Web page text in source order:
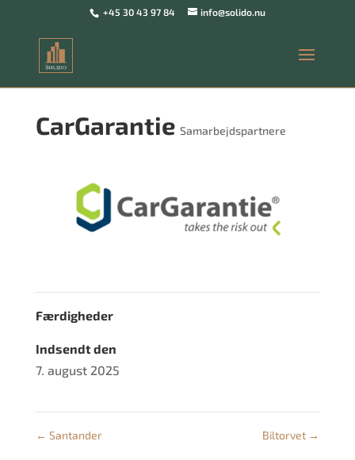
+45 30 43 97 84 info@solido.nu
CarGarantie Samarbejdspartnere
Færdigheder
Indsendt den
7. august 2025
← Santander Biltorvet →